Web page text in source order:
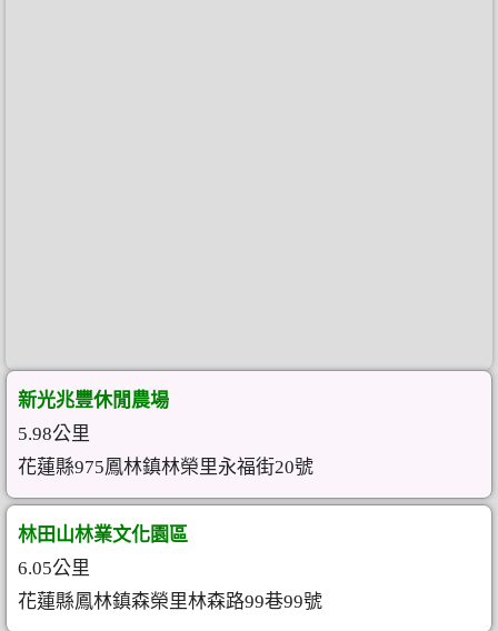
新光兆豐休閒農場
5.98公里
花蓮縣975鳳林鎮林榮里永福街20號
林田山林業文化園區
6.05公里
花蓮縣鳳林鎮森榮里林森路99巷99號